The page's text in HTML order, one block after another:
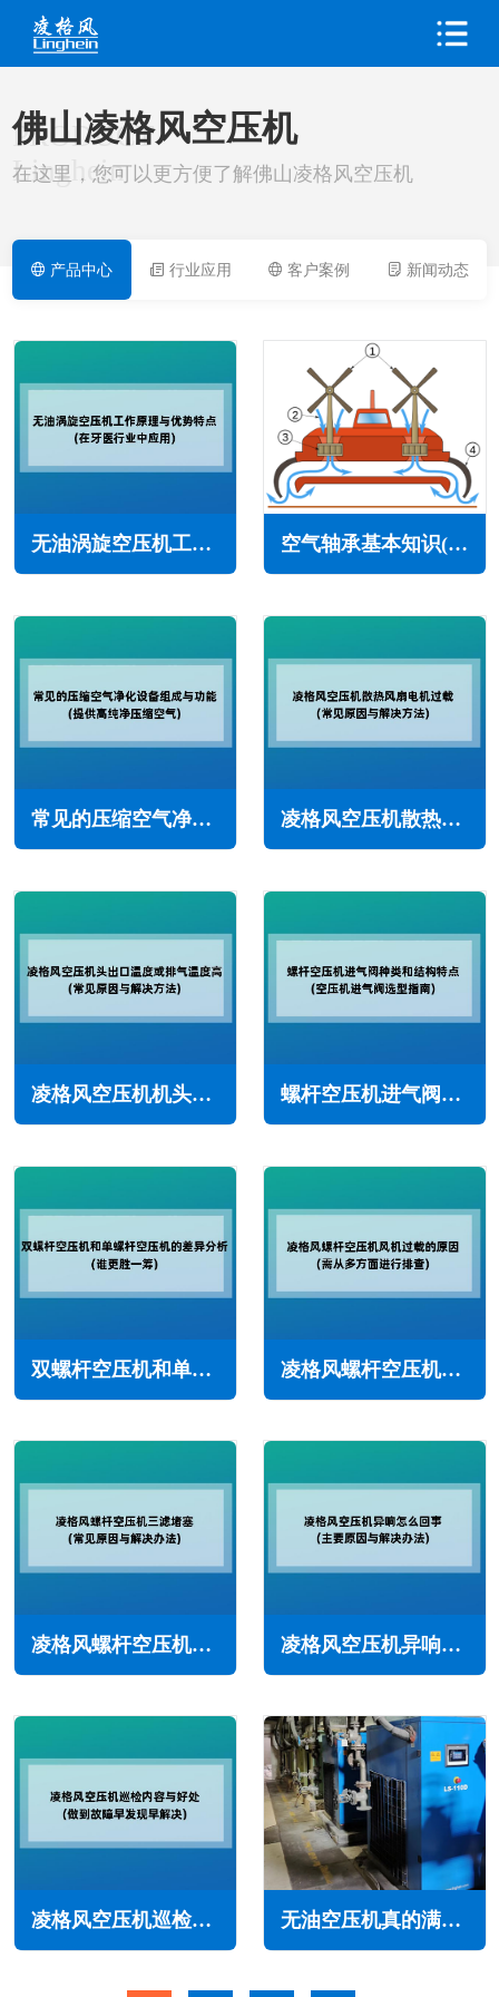
PRODUCT
Linghein
佛山凌格风空压机
在这里，您可以更方便了解佛山凌格风空压机
产品中心 行业应用 客户案例 新闻动态
无油涡旋空压机工作原理与优势特点(在牙医行业中应用) 空气轴承基本知识(空气轴承的优缺点)
常见的压缩空气净化设备组成与功能(提供高纯净压缩空气) 凌格风空压机散热风扇电机过载怎么办(常见原因与解决方法)
凌格风空压机机头出口温度或排气温度高(常见原因与解决方法) 螺杆空压机进气阀种类和结构特点(空压机进气阀选型指南)
双螺杆空压机和单螺杆空压机的差异分析(谁更胜一筹) 凌格风螺杆空压机风机过载的主要原因(需从多方面进行排查)
凌格风螺杆空压机三滤堵塞怎么回事(常见原因与解决办法) 凌格风空压机异响怎么回事(主要原因与解决办法)
凌格风空压机巡检内容与好处(做到故障早发现早解决) 无油空压机真的满足了医疗用途的所有需求吗？